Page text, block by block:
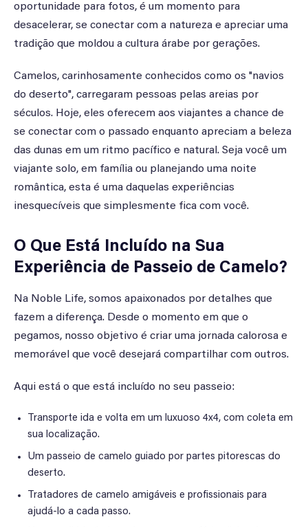
oportunidade para fotos, é um momento para
desacelerar, se conectar com a natureza e apreciar uma
tradição que moldou a cultura árabe por gerações.
Camelos, carinhosamente conhecidos como os "navios
do deserto", carregaram pessoas pelas areias por
séculos. Hoje, eles oferecem aos viajantes a chance de
se conectar com o passado enquanto apreciam a beleza
das dunas em um ritmo pacífico e natural. Seja você um
viajante solo, em família ou planejando uma noite
romântica, esta é uma daquelas experiências
inesquecíveis que simplesmente fica com você.
O Que Está Incluído na Sua
Experiência de Passeio de Camelo?
Na Noble Life, somos apaixonados por detalhes que
fazem a diferença. Desde o momento em que o
pegamos, nosso objetivo é criar uma jornada calorosa e
memorável que você desejará compartilhar com outros.
Aqui está o que está incluído no seu passeio:
Transporte ida e volta em um luxuoso 4x4, com coleta em
sua localização.
Um passeio de camelo guiado por partes pitorescas do
deserto.
Tratadores de camelo amigáveis e profissionais para
ajudá-lo a cada passo.